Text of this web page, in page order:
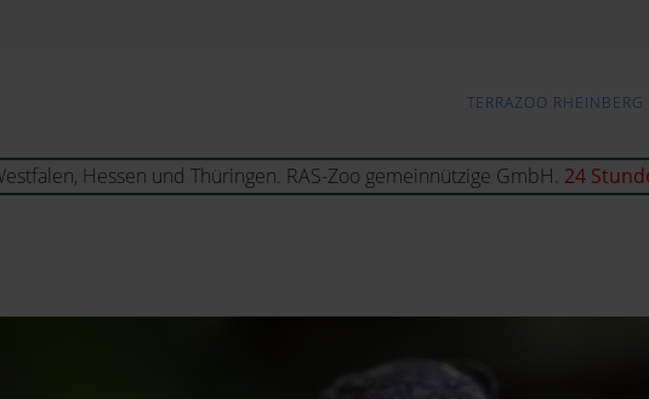
TERRAZOO RHEINBERG
Hessen und Thüringen. RAS-Zoo gemeinnützige GmbH. 24